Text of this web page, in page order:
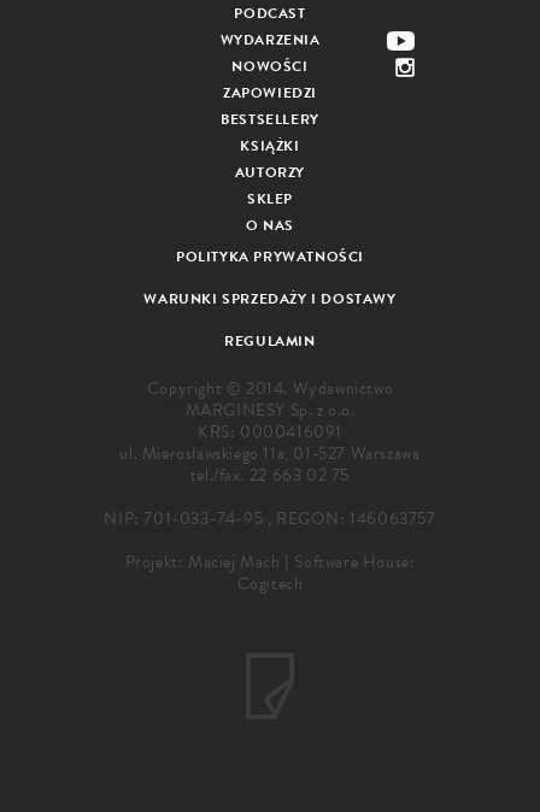
PODCAST
WYDARZENIA
NOWOŚCI
ZAPOWIEDZI
BESTSELLERY
KSIĄŻKI
AUTORZY
SKLEP
O NAS
POLITYKA PRYWATNOŚCI
WARUNKI SPRZEDAŻY I DOSTAWY
REGULAMIN
Copyright © 2014. Wydawnictwo
MARGINESY Sp. z o.o.
KRS: 0000416091
ul. Mierosławskiego 11a, 01-527 Warszawa
tel./fax. 22 663 02 75
NIP: 701-033-74-95 , REGON: 146063757
Projekt: Maciej Mach | Software House:
Cogitech